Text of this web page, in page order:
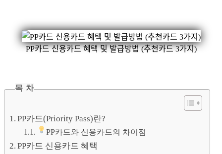
PP카드 신용카드 혜택 및 발급방법 (추천카드 3가지)
목 차
PP카드(Priority Pass)란?
PP카드와 신용카드의 차이점
PP카드 신용카드 혜택